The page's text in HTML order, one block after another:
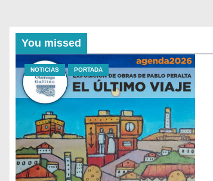
You missed
NOTICIAS PORTADA